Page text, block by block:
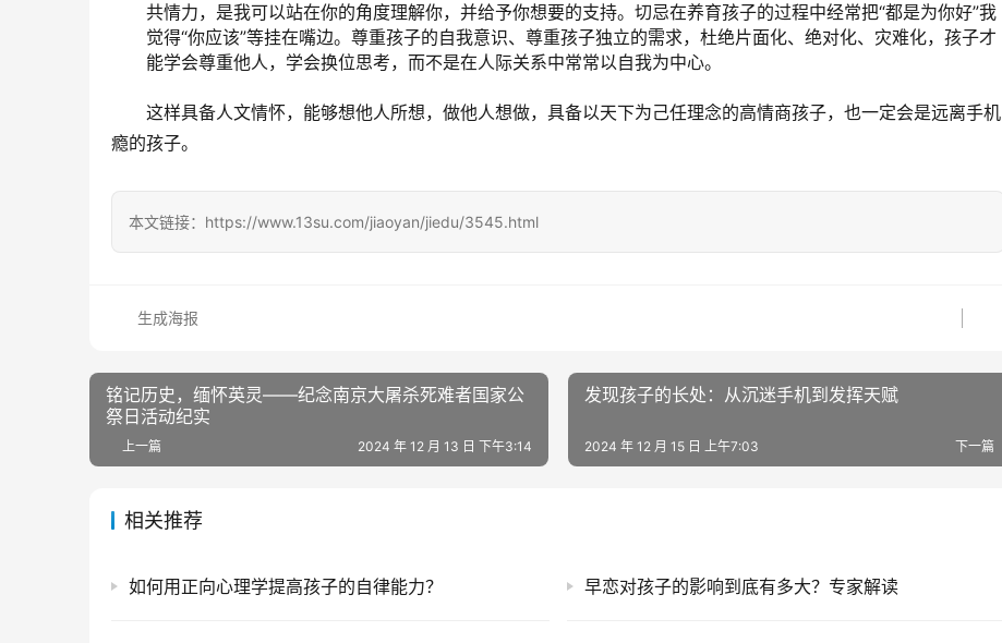
共情力，是我可以站在你的角度理解你，并给予你想要的支持。切忌在养育孩子的过程中经常把“都是为你好”我
觉得“你应该”等挂在嘴边。尊重孩子的自我意识、尊重孩子独立的需求，杜绝片面化、绝对化、灾难化，孩子才
能学会尊重他人，学会换位思考，而不是在人际关系中常常以自我为中心。
这样具备人文情怀，能够想他人所想，做他人想做，具备以天下为己任理念的高情商孩子，也一定会是远离手机
瘾的孩子。
本文链接：https://www.13su.com/jiaoyan/jiedu/3545.html
生成海报
铭记历史，缅怀英灵——纪念南京大屠杀死难者国家公
祭日活动纪实
上一篇 2024 年 12 月 13 日 下午3:14
发现孩子的长处：从沉迷手机到发挥天赋
下一篇
2024 年 12 月 15 日 上午7:03
相关推荐
如何用正向心理学提高孩子的自律能力？ 早恋对孩子的影响到底有多大？专家解读